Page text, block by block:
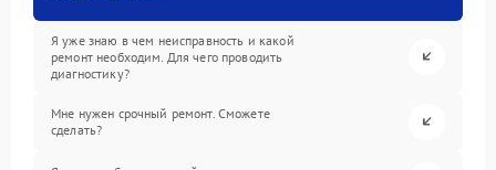
Я уже знаю в чем неисправность и какой
ремонт необходим. Для чего проводить
диагностику?
Мне нужен срочный ремонт. Сможете
сделать?